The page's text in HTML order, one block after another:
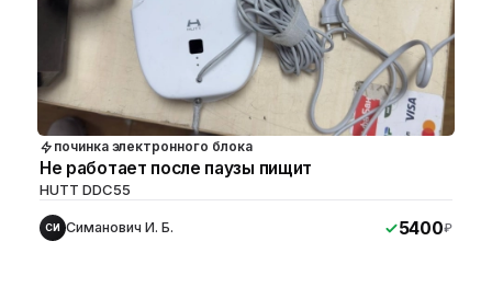
починка электронного блока
Не работает после паузы пищит
HUTT DDC55
СИ Симанович И. Б. 5400₽